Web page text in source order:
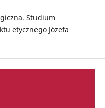
Studium
etycznego Józefa